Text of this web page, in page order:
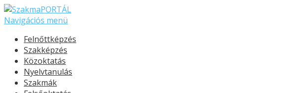
Navigációs menü
Felnőttképzés
Szakképzés
Közoktatás
Nyelvtanulás
Szakmák